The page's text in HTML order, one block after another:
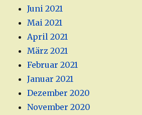
Juni 2021
Mai 2021
April 2021
März 2021
Februar 2021
Januar 2021
Dezember 2020
November 2020